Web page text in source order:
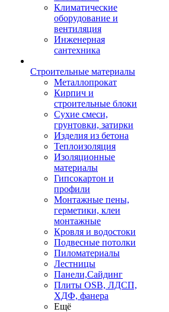
Климатические
оборудование и
вентиляция
Инженерная
сантехника
Строительные материалы
Металлопрокат
Кирпич и
строительные блоки
Сухие смеси,
грунтовки, затирки
Изделия из бетона
Теплоизоляция
Изоляционные
материалы
Гипсокартон и
профили
Монтажные пены,
герметики, клеи
монтажные
Кровля и водостоки
Подвесные потолки
Пиломатериалы
Лестницы
Панели,Сайдинг
Плиты OSB, ЛДСП,
ХДФ, фанера
Ещё